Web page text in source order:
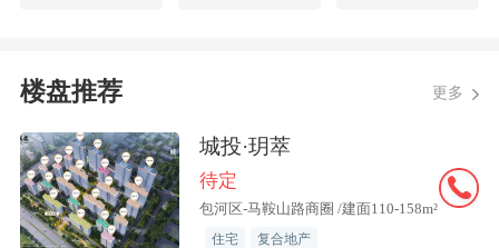
楼盘推荐 更多
城投·玥萃
待定
包河区-马鞍山路商圈 /建面110-158m²
住宅 复合地产